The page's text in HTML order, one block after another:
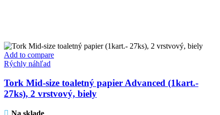
Add to compare
Rýchly náhľad
Tork Mid-size toaletný papier Advanced (1kart.-
27ks), 2 vrstvový, biely
Na sklade